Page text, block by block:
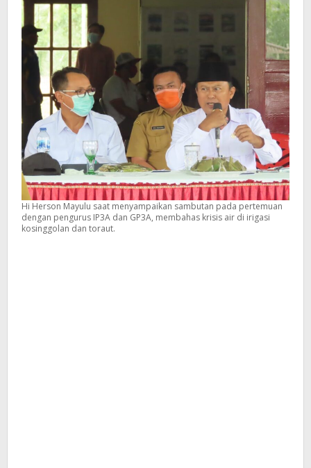
Irigasi
Kosingolan
Toraut
Hi Herson Mayulu saat menyampaikan sambutan pada pertemuan
dengan pengurus IP3A dan GP3A, membahas krisis air di irigasi
kosinggolan dan toraut.